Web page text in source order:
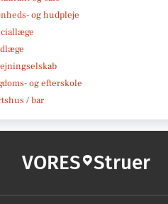
og hudpleje
og efterskole
/ bar
VORES Struer